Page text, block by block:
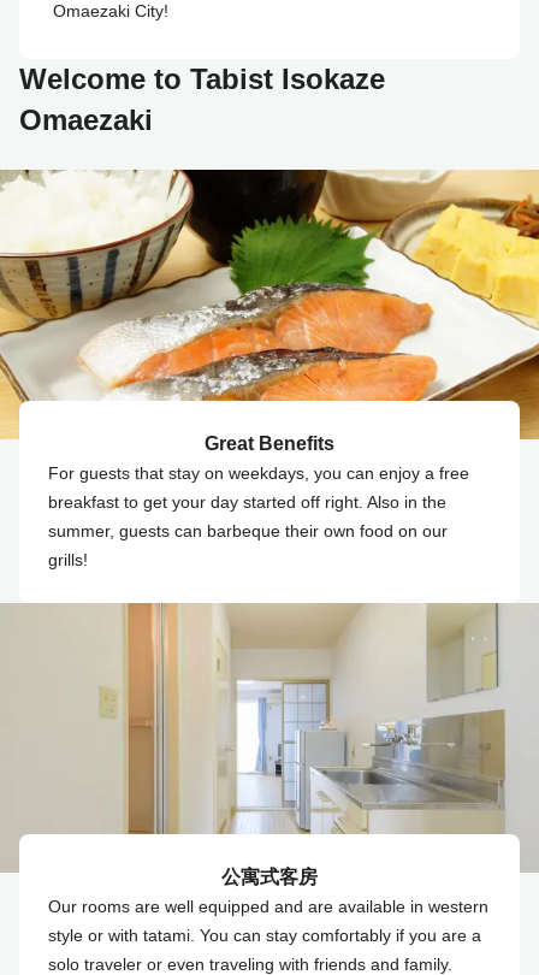
Omaezaki City!
Welcome to Tabist Isokaze
Omaezaki
Great Benefits
For guests that stay on weekdays, you can enjoy a free
breakfast to get your day started off right. Also in the
summer, guests can barbeque their own food on our
grills!
公寓式客房
Our rooms are well equipped and are available in western
style or with tatami. You can stay comfortably if you are a
solo traveler or even traveling with friends and family.